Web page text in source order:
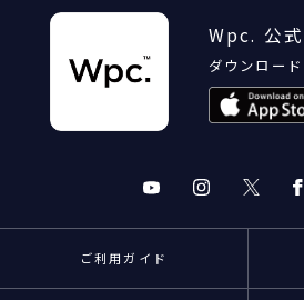
Wpc. 公
ダウンロー
ご利用ガイド